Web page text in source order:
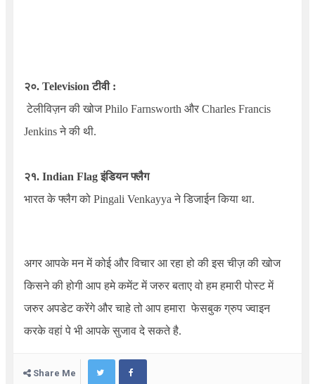
२०. Television टीवी :
टेलीविज़न की खोजPhilo Farnsworth और Charles Francis
Jenkinsने की थी.
२१. Indian Flagइंडियन फ्लैग
भारत के फ्लैग को Pingali Venkayya ने डिजाईन किया था.
अगर आपके मन में कोई और विचार आ रहा हो की इस चीज़ की खोज
किसने की होगी आप हमे कमेंट में जरुर बताए वो हम हमारी पोस्ट में
जरुर अपडेट करेंगे और चाहे तो आप हमारा फेसबुक ग्रुप ज्वाइन
करके वहां पे भी आपके सुजाव दे सकते है.
Share Me